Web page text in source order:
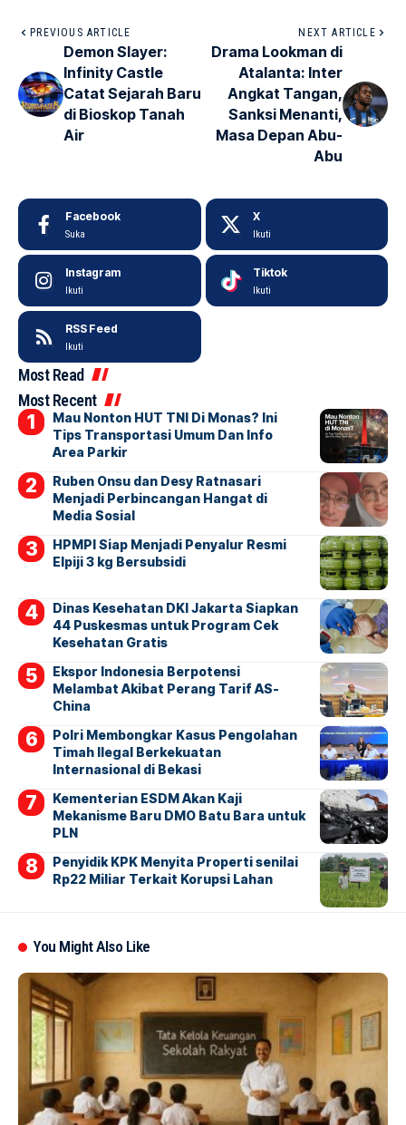
PREVIOUS ARTICLE
Demon Slayer:
Infinity Castle
Catat Sejarah Baru
di Bioskop Tanah
Air
NEXT ARTICLE
Drama Lookman di
Atalanta: Inter
Angkat Tangan,
Sanksi Menanti,
Masa Depan Abu-
Abu
Facebook
Suka
X
Ikuti
Instagram
Ikuti
Tiktok
Ikuti
RSS Feed
Ikuti
Most Read
Most Recent
Mau Nonton HUT TNI Di Monas? Ini
Tips Transportasi Umum Dan Info
Area Parkir
Ruben Onsu dan Desy Ratnasari
Menjadi Perbincangan Hangat di
Media Sosial
HPMPI Siap Menjadi Penyalur Resmi
Elpiji 3 kg Bersubsidi
Dinas Kesehatan DKI Jakarta Siapkan
44 Puskesmas untuk Program Cek
Kesehatan Gratis
Ekspor Indonesia Berpotensi
Melambat Akibat Perang Tarif AS-
China
Polri Membongkar Kasus Pengolahan
Timah Ilegal Berkekuatan
Internasional di Bekasi
Kementerian ESDM Akan Kaji
Mekanisme Baru DMO Batu Bara untuk
PLN
Penyidik KPK Menyita Properti senilai
Rp22 Miliar Terkait Korupsi Lahan
You Might Also Like